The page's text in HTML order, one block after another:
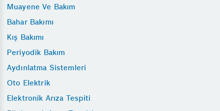
Muayene Ve Bakım
Bahar Bakımı
Kış Bakımı
Periyodik Bakım
Aydınlatma Sistemleri
Oto Elektrik
Elektronik Arıza Tespiti